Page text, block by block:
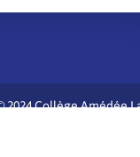
2024 Collège Amédée